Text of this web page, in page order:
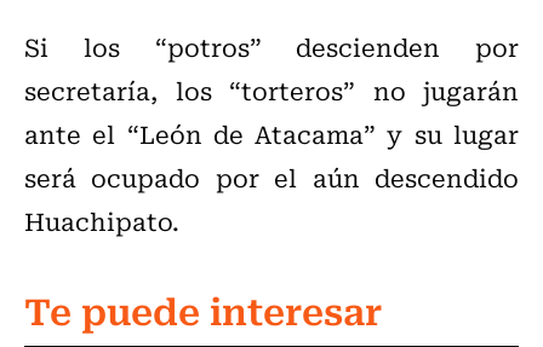
Si los “potros” descienden por
secretaría, los “torteros” no jugarán
ante el “León de Atacama” y su lugar
será ocupado por el aún descendido
Huachipato.
Te puede interesar